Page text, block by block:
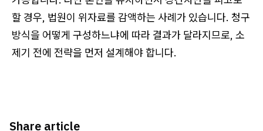
할 경우, 법원이 위자료를 감액하는 사례가 있습니다. 청구
방식을 어떻게 구성하느냐에 따라 결과가 달라지므로, 소
제기 전에 전략을 먼저 설계해야 합니다.
Share article